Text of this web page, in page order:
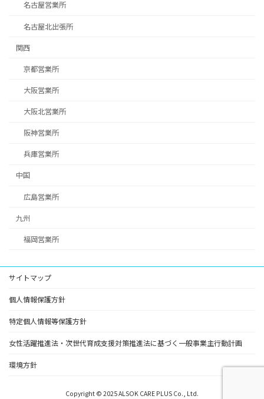
名古屋営業所
名古屋北出張所
関西
京都営業所
大阪営業所
大阪北営業所
阪神営業所
兵庫営業所
中国
広島営業所
九州
福岡営業所
サイトマップ
個人情報保護方針
特定個人情報等保護方針
女性活躍推進法・次世代育成支援対策推進法に基づく一般事業主行動計画
環境方針
Copyright © 2025 ALSOK CARE PLUS Co., Ltd.